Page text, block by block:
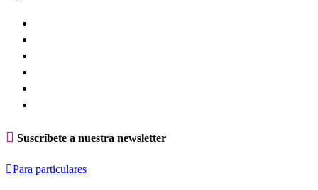
 Suscríbete a nuestra newsletter
Para particulares